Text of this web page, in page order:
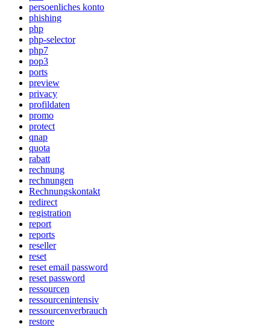
persoenliches konto
phishing
php
php-selector
php7
pop3
ports
preview
privacy
profildaten
promo
protect
qnap
quota
rabatt
rechnung
rechnungen
Rechnungskontakt
redirect
registration
report
reports
reseller
reset
reset email password
reset password
ressourcen
ressourcenintensiv
ressourcenverbrauch
restore